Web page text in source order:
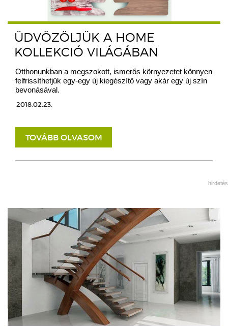
ÜDVÖZÖLJÜK A HOME
KOLLEKCIÓ VILÁGÁBAN
Otthonunkban a megszokott, ismerős környezetet könnyen
felfrissíthetjük egy-egy új kiegészítő vagy akár egy új szín
bevonásával.
2018.02.23.
TOVÁBB OLVASOM
hirdetés